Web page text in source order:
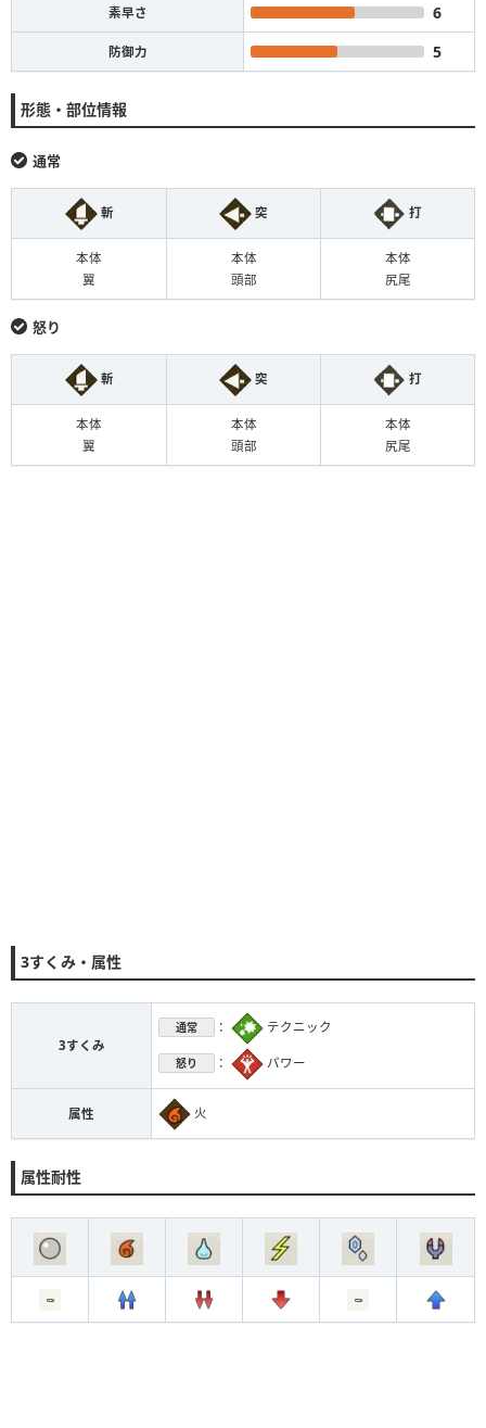
素早さ 6
防御力 5
形態・部位情報
通常
斬 突 打
本体
翼
本体
頭部
本体
尻尾
怒り
斬 突 打
本体
翼
本体
頭部
本体
尻尾
3すくみ・属性
3すくみ
通常 ： テクニック
怒り ： パワー
属性 火
属性耐性